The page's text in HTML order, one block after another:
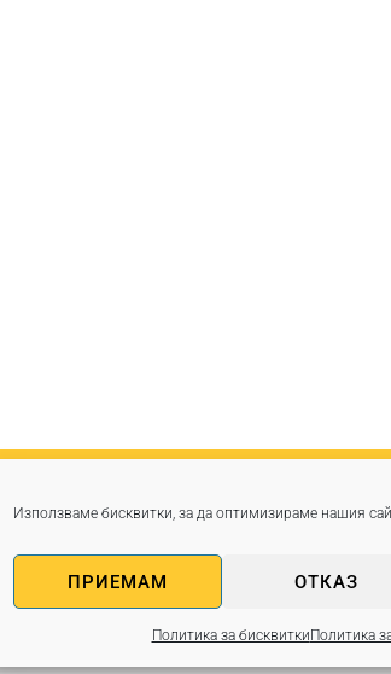
Използваме бисквитки, за да оптимизираме нашия
ПРИЕМАМ ОТКАЗ
Политика за бисквиткиПолитика
„България“ №45
Пон - Пет: 8-5
за поверителност